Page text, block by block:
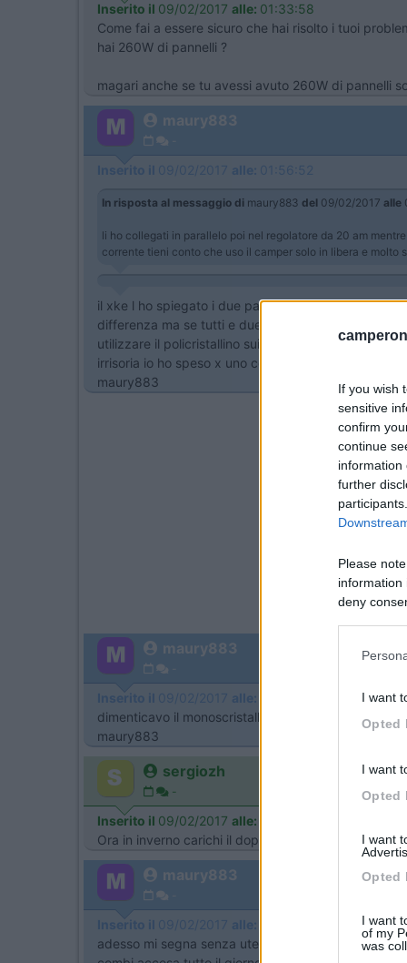
If you wish
sensitive
confirm
continue
information
further
Please
information
deny
I want
Opted
I want
Opted
I want
Opted
I want
of my
was
Inserito il 09/02/2017 alle: 01:33:58
Come fai a essere sicuro che hai risolto i tuoi
hai 260W di pannelli ?
magari anche se tu avessi avuto 260W di pannelli
maury883
Inserito il 09/02/2017 alle: 01:56:52
In risposta al messaggio di maury883 del 09/02/2017 alle
li ho collegati in parallelo poi nel regolatore da 20 am
corrente tieni conto che uso il camper solo in libera e molto
il xke l ho spiegato i due pannelli lavorano uno
differenza ma se tutti e due fosssero solo mono o
utilizzare il policristallino sui camper anche nel
irrisoria io ho speso x uno con spese aggiuntive
maury883
maury883
Inserito il 09/02/2017 alle:
dimenticavo il monoscristallino era gia presente e in
maury883
sergiozh
-
Inserito il 09/02/2017 alle:
Ora in inverno carichi il doppio di prima o piu' del
maury883
Inserito il 09/02/2017 alle:
adesso mi segna senza utenze 14 volt con utenze